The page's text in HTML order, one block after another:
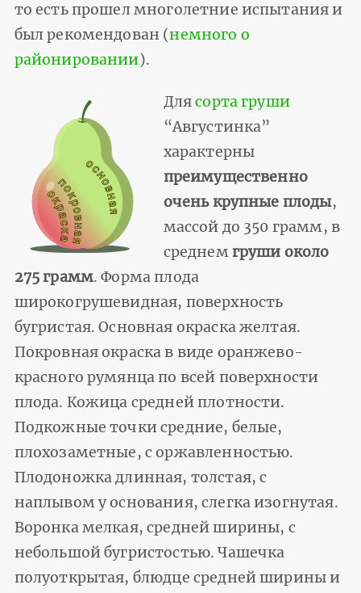
то есть прошел многолетние испытания и
был рекомендован (немного о
районировании).
Длясорта груши
“Августинка”
характерны
преимущественно
очень крупные плоды,
массой до 350 грамм, в
среднемгруши около
275 грамм. Форма плода
широкогрушевидная, поверхность
бугристая. Основная окраска желтая.
Покровная окраска в виде оранжево-
красного румянца по всей поверхности
плода. Кожица средней плотности.
Подкожные точки средние, белые,
плохозаметные, с оржавленностью.
Плодоножка длинная, толстая, с
наплывом у основания, слегка изогнутая.
Воронка мелкая, средней ширины, с
небольшой бугристостью. Чашечка
полуоткрытая, блюдце средней ширины и